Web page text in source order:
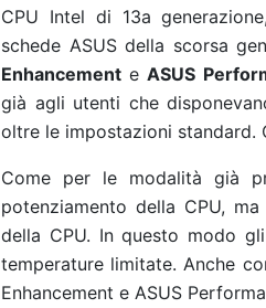
CPU Intel di 13a
schede ASUS della scorsa
Enhancement eASUS
già agli utenti che
oltre le impostazioni standard.
Come per le modalità già
potenziamento della CPU,
della CPU. In questo modo
temperature limitate. Anche
Enhancement e ASUS